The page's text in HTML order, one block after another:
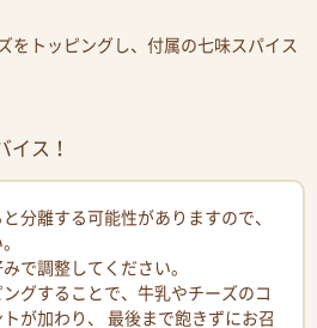
をトッピングし、付属の七味スパイス
イス！
分離する可能性がありますので、
で調整してください。
グすることで、牛乳やチーズのコ
が加わり、 最後まで飽きずにお召